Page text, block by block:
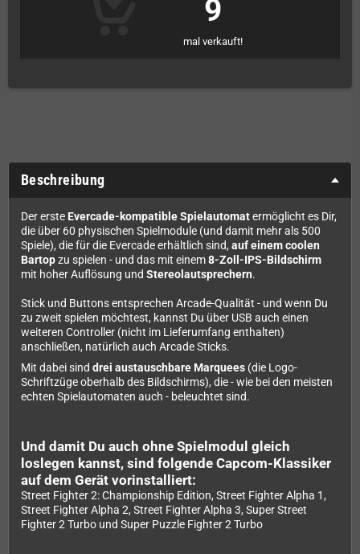
9
mal verkauft!
Beschreibung
Der erste Evercade-kompatible Spielautomatermöglicht es Dir,
die über 60 physischen Spielmodule (und damit mehr als 500
Spiele), die für die Evercade erhältlich sind, auf einem coolen
Bartopzu spielen - und das mit einem8-Zoll-IPS-Bildschirm
mit hoher Auflösung und Stereolautsprechern.
Stick und Buttons entsprechen Arcade-Qualität - und wenn Du
zu zweit spielen möchtest, kannst Du über USB auch einen
weiteren Controller (nicht im Lieferumfang enthalten)
anschließen, natürlich auch Arcade Sticks.
Mit dabei sind drei austauschbare Marquees (die Logo-
Schriftzüge oberhalb des Bildschirms), die - wie bei den meisten
echten Spielautomaten auch - beleuchtet sind.
Und damit Du auch ohne Spielmodul gleich
loslegen kannst, sind folgende Capcom-Klassiker
auf dem Gerät vorinstalliert:
Street Fighter 2: Championship Edition, Street Fighter Alpha 1,
Street Fighter Alpha 2, Street Fighter Alpha 3, Super Street
Fighter 2 Turbo und Super Puzzle Fighter 2 Turbo